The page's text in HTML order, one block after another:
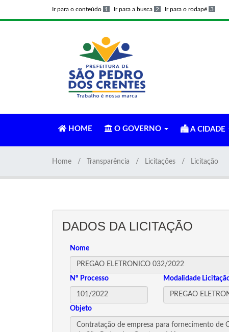
Ir para o conteúdo 1 Ir para a busca 2 Ir para o rodapé 3
HOME O GOVERNO A CIDADE
Home Transparência Licitações Licitação
DADOS DA LICITAÇÃO
Nome
Nº Processo Modalidade
Objeto